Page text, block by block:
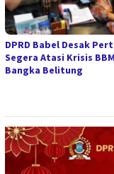
DPRD Babel Desak
Segera Atasi Krisis
Bangka Belitung